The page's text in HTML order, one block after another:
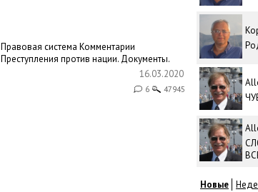
Правовая система Комментарии
Преступления против нации. Документы.
16.03.2020
6 47945
Новые